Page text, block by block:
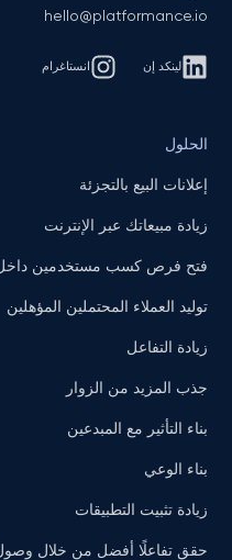
hello@platformance.io
لينكد إن انستاغرام
الحلول
إعلانات البيع بالتجزئة
زيادة مبيعاتك عبر الإنترنت
فتح فرص كسب مستخدمين داخل
توليد العملاء المحتملين المؤهلين
زيادة التفاعل
جذب المزيد من الزوار
بناء التأثير مع المبدعين
بناء الوعي
زيادة تثبيت التطبيقات
حقق تفاعلًا أفضل من خلال